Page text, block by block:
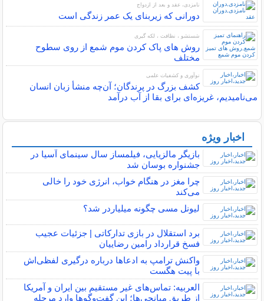
نامزدی، عقد و بعد از ازدواج
دورانی که زیربنای یک عمر زندگی‌ است
شستشو ، نظافت ، لکه گیری
روش های پاک کردن موم شمع از روی سطوح
مختلف
نوآوری و کشفیات علمی
کشف بزرگ در پرندگان؛ آن‌چه منشأ زبان انسان
می‌نامیدیم، غریزه‌ای برای بقا از آب درآمد
اخبار ویژه
پربیننده های خبر
بازیگر مالزیایی، فیلمساز سال سینمای آسیا در
جشنواره بوسان شد
چرا مغز در هنگام خواب، انرژی خود را خالی
می‌کند
لیونل مسی چگونه میلیاردر شد؟
برد استقلال در بازی تدارکاتی | جزئیات عجیب
فسخ قرارداد رامین رضاییان
واکنش ترامپ به ادعاها درباره درگیری لفظی‌اش
با پیت هگست
العربیه: تماس‌های غیر مستقیم بین ایران و آمریکا
از طریق میانجی‌ها؛ این گفت‌و‌گو‌ها وارد مرحله